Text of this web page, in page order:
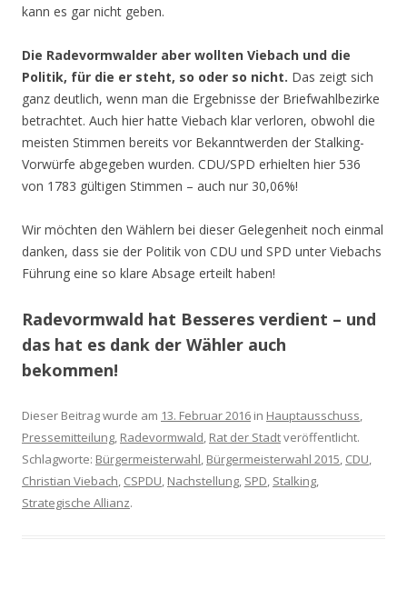
kann es gar nicht geben.
Die Radevormwalder aber wollten Viebach und die
Politik, für die er steht, so oder so nicht. Das zeigt sich
ganz deutlich, wenn man die Ergebnisse der Briefwahlbezirke
betrachtet. Auch hier hatte Viebach klar verloren, obwohl die
meisten Stimmen bereits vor Bekanntwerden der Stalking-
Vorwürfe abgegeben wurden. CDU/SPD erhielten hier 536
von 1783 gültigen Stimmen – auch nur 30,06%!
Wir möchten den Wählern bei dieser Gelegenheit noch einmal
danken, dass sie der Politik von CDU und SPD unter Viebachs
Führung eine so klare Absage erteilt haben!
Radevormwald hat Besseres verdient – und
das hat es dank der Wähler auch
bekommen!
Dieser Beitrag wurde am 13. Februar 2016 in Hauptausschuss,
Pressemitteilung, Radevormwald, Rat der Stadtveröffentlicht.
Schlagworte: Bürgermeisterwahl, Bürgermeisterwahl 2015, CDU,
Christian Viebach, CSPDU, Nachstellung, SPD, Stalking,
Strategische Allianz.